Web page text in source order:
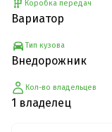
Коробка передач
Вариатор
Тип кузова
Внедорожник
Кол-во владельцев
1 владелец